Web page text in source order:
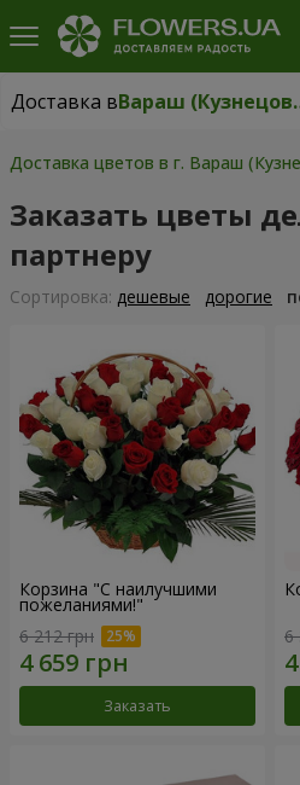
Доставка в
Доставка вВараш
Доставка цветов в г. Вараш
Заказать цветы
партнеру
Cортировка: дешевые дорогие
Корзина "С наилучшими
пожеланиями!"
6 212 грн
Заказать
6